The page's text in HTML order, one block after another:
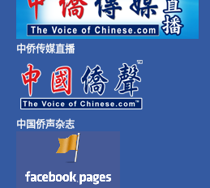
中侨传媒直播
中国侨声杂志